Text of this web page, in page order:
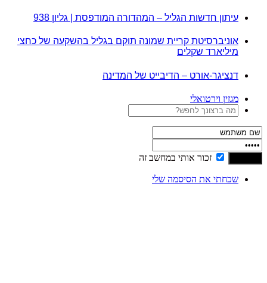
עיתון חדשות הגליל – המהדורה המודפסת | גליון 938
אוניברסיטת קריית שמונה תוקם בגליל בהשקעה של כחצי
מיליארד שקלים
דנציגר-אורט – הדיבייט של המדינה
מגזין וירטואלי
זכור אותי במחשב זה
שכחתי את הסיסמה שלי